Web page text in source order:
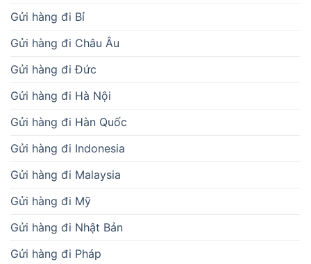
Gửi hàng đi Bỉ
Gửi hàng đi Châu Âu
Gửi hàng đi Đức
Gửi hàng đi Hà Nội
Gửi hàng đi Hàn Quốc
Gửi hàng đi Indonesia
Gửi hàng đi Malaysia
Gửi hàng đi Mỹ
Gửi hàng đi Nhật Bản
Gửi hàng đi Pháp